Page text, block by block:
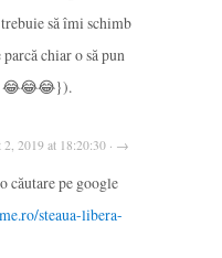
să îmi schimb
chiar o să pun
😂😂😂}).
2, 2019 at 18:20:30 · →
căutare pe google
steaua-libera-